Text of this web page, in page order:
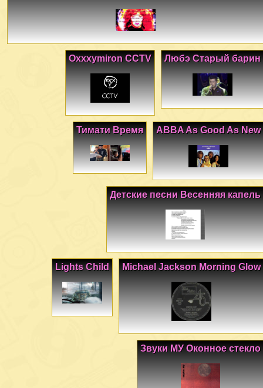
Любэ Старый барин
Oxxxymiron CCTV
ABBA As Good As New
Тимати Время
Детские песни Весенняя капель
Michael Jackson Morning Glow
Lights Child
Звуки МУ Оконное стекло